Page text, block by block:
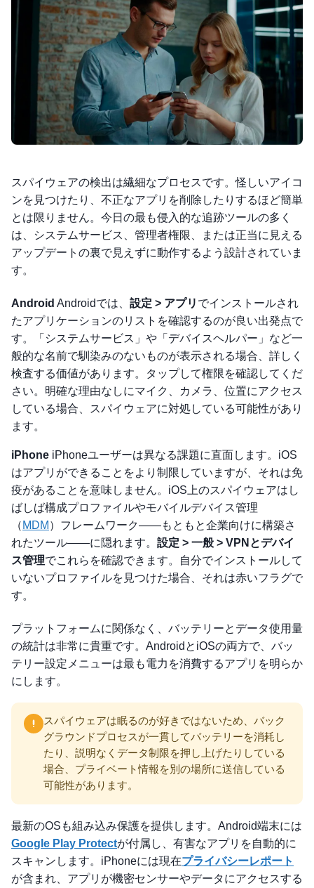
スパイウェアの検出は繊細なプロセスです。怪しいアイコ
ンを見つけたり、不正なアプリを削除したりするほど簡単
とは限りません。今日の最も侵入的な追跡ツールの多く
は、システムサービス、管理者権限、または正当に見える
アップデートの裏で見えずに動作するよう設計されていま
す。
Android Androidでは、 設定 > アプリ でインストールされ
たアプリケーションのリストを確認するのが良い出発点で
す。「システムサービス」や「デバイスヘルパー」など一
般的な名前で馴染みのないものが表示される場合、詳しく
検査する価値があります。タップして権限を確認してくだ
さい。明確な理由なしにマイク、カメラ、位置にアクセス
している場合、スパイウェアに対処している可能性があり
ます。
iPhone iPhoneユーザーは異なる課題に直面します。iOS
はアプリができることをより制限していますが、それは免
疫があることを意味しません。iOS上のスパイウェアはし
ばしば構成プロファイルやモバイルデバイス管理
（ MDM ）フレームワーク——もともと企業向けに構築さ
れたツール——に隠れます。 設定 > 一般 > VPNとデバイ
ス管理でこれらを確認できます。自分でインストールして
いないプロファイルを見つけた場合、それは赤いフラグで
す。
プラットフォームに関係なく、バッテリーとデータ使用量
の統計は非常に貴重です。AndroidとiOSの両方で、バッ
テリー設定メニューは最も電力を消費するアプリを明らか
にします。
スパイウェアは眠るのが好きではないため、バック
グラウンドプロセスが一貫してバッテリーを消耗し
たり、説明なくデータ制限を押し上げたりしている
場合、プライベート情報を別の場所に送信している
可能性があります。
最新のOSも組み込み保護を提供します。Android端末には
Google Play Protectが付属し、有害なアプリを自動的に
スキャンします。iPhoneには現在プライバシーレポート
が含まれ、アプリが機密センサーやデータにアクセスする